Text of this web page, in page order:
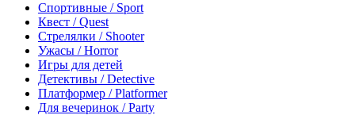
Спортивные / Sport
Квест / Quest
Стрелялки / Shooter
Ужасы / Horror
Игры для детей
Детективы / Detective
Платформер / Platformer
Для вечеринок / Party